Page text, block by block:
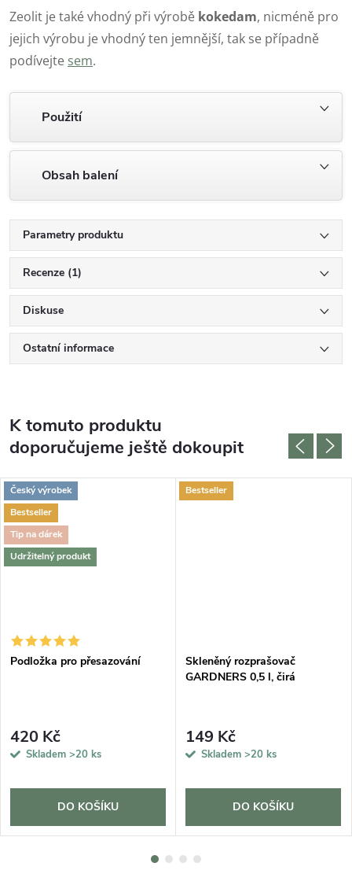
Zeolit je také vhodný při výrobě kokedam, nicméně pro
jejich výrobu je vhodný ten jemnější, tak se případně
podívejte sem.
Použití
Obsah balení
Parametry produktu
Recenze (1)
Diskuse
Ostatní informace
K tomuto produktu
doporučujeme ještě dokoupit
Český výrobek
Bestseller
Tip na dárek
Udržitelný produkt
Podložka pro přesazování
420 Kč
Skladem >20 ks
DO KOŠÍKU
Bestseller
Skleněný rozprašovač
GARDNERS 0,5 l, čirá
149 Kč
Skladem >20 ks
DO KOŠÍKU